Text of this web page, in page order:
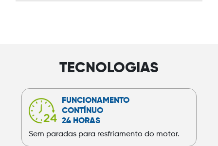
TECNOLOGIAS
FUNCIONAMENTO
CONTÍNUO
24 HORAS
Sem paradas para resfriamento do motor.